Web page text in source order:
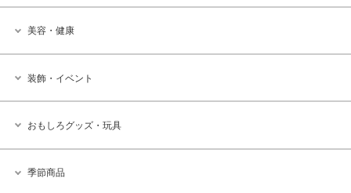
美容・健康
装飾・イベント
おもしろグッズ・玩具
季節商品